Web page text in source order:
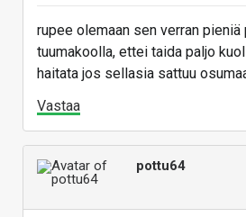
rupee olemaan sen verran
tuumakoolla, ettei taida paljo
haitata jos sellasia sattuu
Vastaa
pottu64